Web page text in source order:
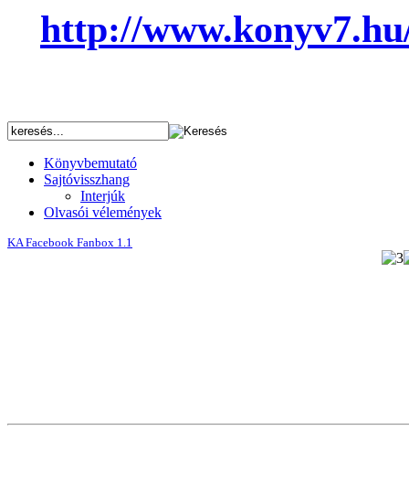
http://
Könyvbemutató
Sajtóvisszhang
Interjúk
Olvasói vélemények
KA Facebook Fanbox 1.1